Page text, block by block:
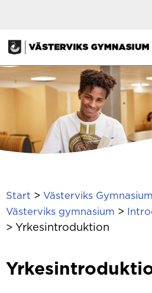
Start > Västerviks Gymnasium
Västerviks gymnasium >
> Yrkesintroduktion